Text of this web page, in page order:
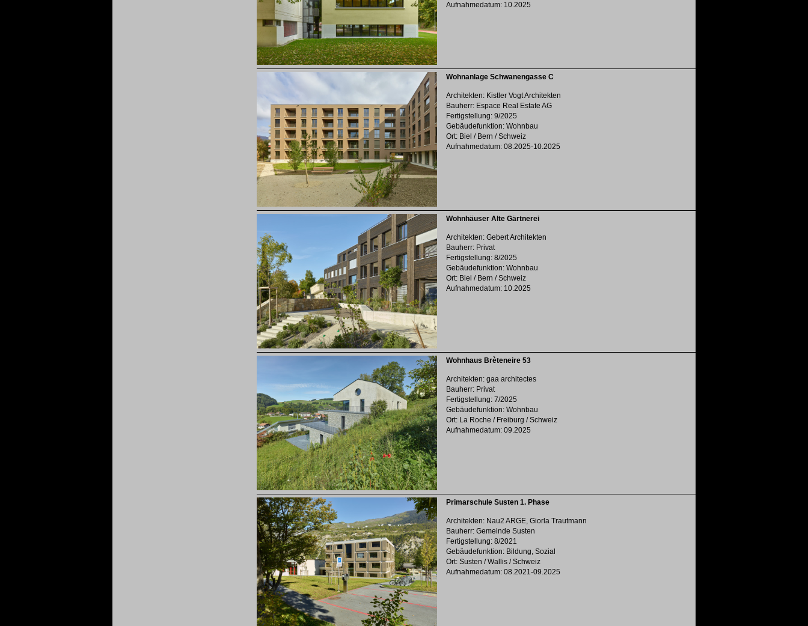
Aufnahmedatum: 10.2025
Wohnanlage Schwanengasse C
Architekten: Kistler Vogt Architekten
Bauherr: Espace Real Estate AG
Fertigstellung: 9/2025
Gebäudefunktion: Wohnbau
Ort: Biel / Bern / Schweiz
Aufnahmedatum: 08.2025-10.2025
Wohnhäuser Alte Gärtnerei
Architekten: Gebert Architekten
Bauherr: Privat
Fertigstellung: 8/2025
Gebäudefunktion: Wohnbau
Ort: Biel / Bern / Schweiz
Aufnahmedatum: 10.2025
Wohnhaus Brèteneire 53
Architekten: gaa architectes
Bauherr: Privat
Fertigstellung: 7/2025
Gebäudefunktion: Wohnbau
Ort: La Roche / Freiburg / Schweiz
Aufnahmedatum: 09.2025
Primarschule Susten 1. Phase
Architekten: Nau2 ARGE, Giorla Trautmann
Bauherr: Gemeinde Susten
Fertigstellung: 8/2021
Gebäudefunktion: Bildung, Sozial
Ort: Susten / Wallis / Schweiz
Aufnahmedatum: 08.2021-09.2025